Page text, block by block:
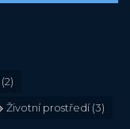
(2)
Životní prostředí(3)